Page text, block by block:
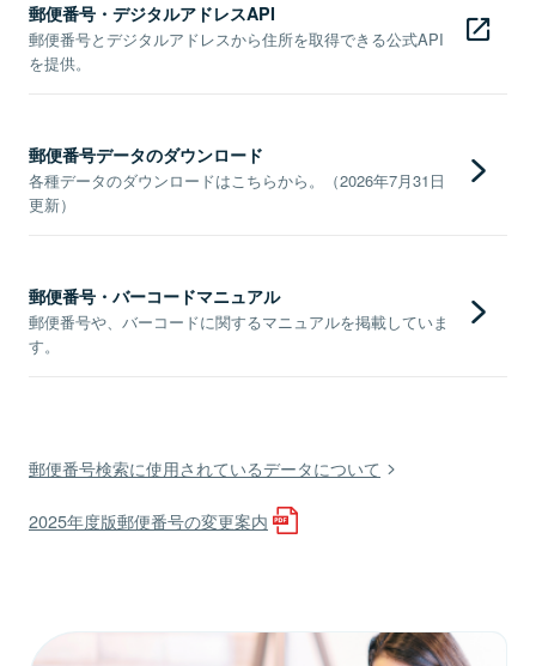
郵便番号・デジタルアドレスAPI
郵便番号とデジタルアドレスから住所を取得できる公式API
を提供。
郵便番号データのダウンロード
各種データのダウンロードはこちらから。（2026年7月31日
更新）
郵便番号・バーコードマニュアル
郵便番号や、バーコードに関するマニュアルを掲載していま
す。
郵便番号検索に使用されているデータについて
2025年度版郵便番号の変更案内